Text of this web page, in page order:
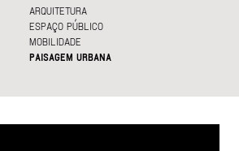
ARQUITETURA
ESPAÇO PÚBLICO
MOBILIDADE
PAISAGEM URBANA